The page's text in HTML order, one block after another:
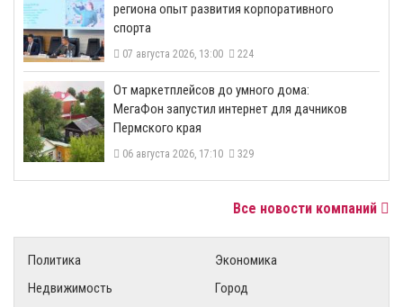
региона опыт развития корпоративного
спорта
07 августа 2026, 13:00 224
От маркетплейсов до умного дома:
МегаФон запустил интернет для дачников
Пермского края
06 августа 2026, 17:10 329
Все новости компаний
Политика
Экономика
Недвижимость
Город